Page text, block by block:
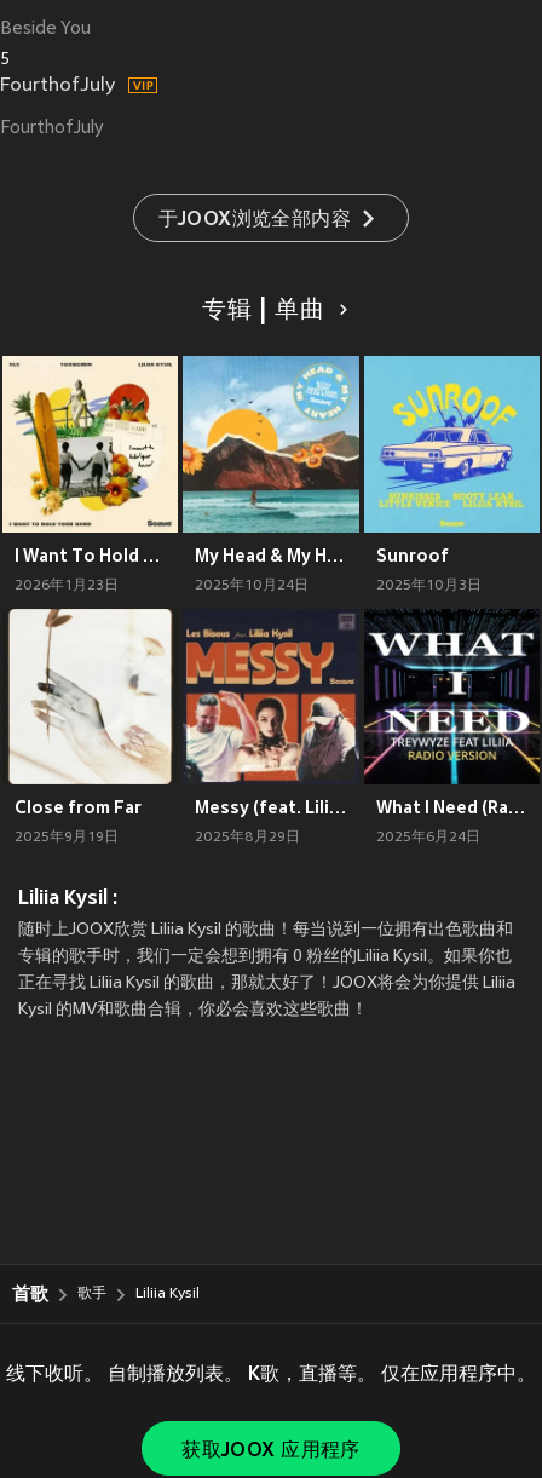
Beside You
5
FourthofJuly
FourthofJuly
于JOOX浏览全部内容
专辑 | 单曲
I Want To Hold Your Hand
2026年1月23日
My Head & My Heart
2025年10月24日
Sunroof
2025年10月3日
Close from Far
2025年9月19日
Messy (feat. Liliia Kysil)
2025年8月29日
What I Need (Radio)
2025年6月24日
Liliia Kysil :
随时上JOOX欣赏 Liliia Kysil 的歌曲！每当说到一位拥有出色歌曲和
专辑的歌手时，我们一定会想到拥有 0 粉丝的Liliia Kysil。如果你也
正在寻找 Liliia Kysil 的歌曲，那就太好了！JOOX将会为你提供 Liliia
Kysil 的MV和歌曲合辑，你必会喜欢这些歌曲！
首歌 歌手 Liliia Kysil
线下收听。 自制播放列表。 K歌，直播等。 仅在应用程序中。
获取JOOX 应用程序